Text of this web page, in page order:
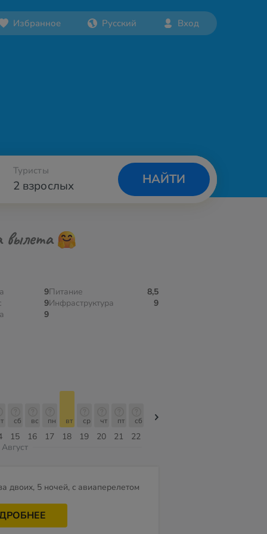
Избранное Русский Вход
2 взрослых
Туристы
НАЙТИ
вылета
9
9
9
Питание
8,5
Инфраструктура
9
15
сб
16
вс
17
пн
18
вт
19
ср
20
чт
21
пт
22
сб
Август
двоих, 5 ночей, c авиаперелетом